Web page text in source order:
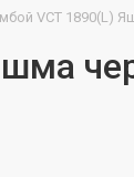
VCT 1890(L)